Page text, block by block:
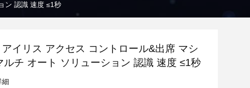
ン 認識 速度 ≤1秒
アイリス アクセス コントロール&出席 マシ
ルチ オート ソリューション 認識 速度 ≤1秒
細